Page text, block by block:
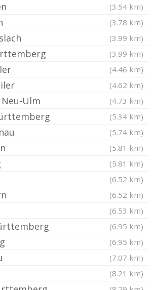
(3.54 km)
(3.78 km)
(3.99 km)
(3.99 km)
(4.46 km)
(4.62 km)
Ulm (4.73 km)
(5.34 km)
(5.74 km)
(5.81 km)
(5.81 km)
(6.52 km)
(6.52 km)
(6.53 km)
(6.95 km)
(6.95 km)
(7.07 km)
(8.21 km)